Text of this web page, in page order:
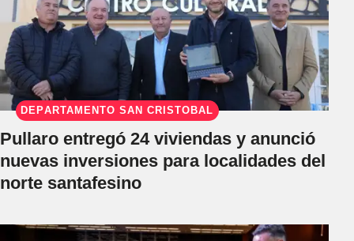
DEPARTAMENTO SAN CRISTÓBAL
Pullaro entregó 24 viviendas y anunció
nuevas inversiones para localidades del
norte santafesino